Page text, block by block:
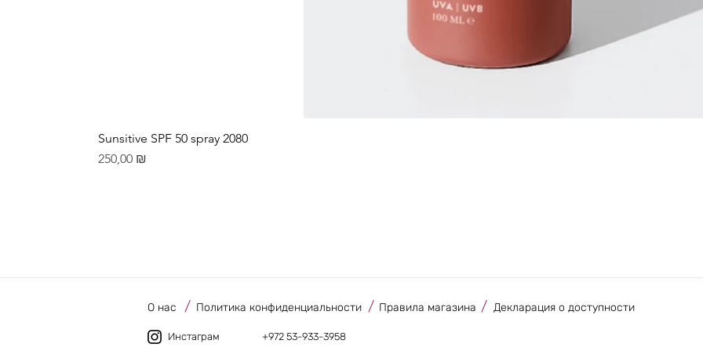
Sunsitive SPF 50 spray 2080
Цена
250,00 ₪
О нас / Политика конфиденциальности / Правила магазина / Декларация о доступности
Инстаграм
+972 53-933-3958